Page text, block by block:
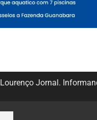
Jornal.